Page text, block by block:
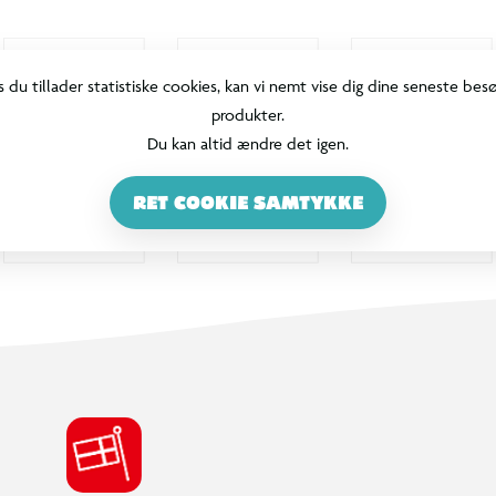
du tillader statistiske cookies, kan vi nemt vise dig dine seneste
produkter.
Du kan altid ændre det igen.
RET COOKIE SAMTYKKE